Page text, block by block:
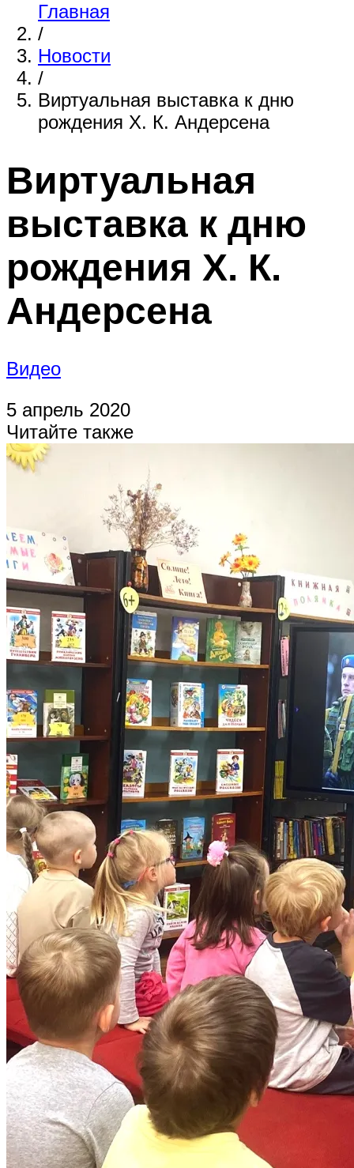
Главная
/
Новости
/
Виртуальная выставка к дню
рождения Х. К. Андерсена
Виртуальная
выставка к дню
рождения Х. К.
Андерсена
Видео
5 апрель 2020
Читайте также